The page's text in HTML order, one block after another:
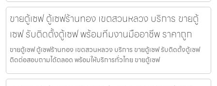
ขายตู้เซฟ ตู้เซฟร้านทอง เขตสวนหลวง บริการ ขายตู้
เซฟ รับติดตั้งตู้เซฟ พร้อมทีมงานมืออาชีพ ราคาถูก
ขายตู้เซฟ ตู้เซฟร้านทอง เขตสวนหลวง บริการ ขายตู้เซฟ รับติดตั้งตู้เซฟ
ติดต่อสอบถามได้ตลอด พร้อมให้บริการทั่วไทย ขายตู้เซฟ